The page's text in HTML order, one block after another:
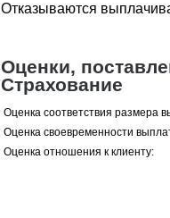
Отказываются
Оценки,
Страхование
Оценка соответствия размера
Оценка своевременности
Оценка отношения к клиенту: